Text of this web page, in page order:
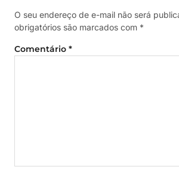
O seu endereço de e-mail não será
obrigatórios são marcados com *
Comentário *